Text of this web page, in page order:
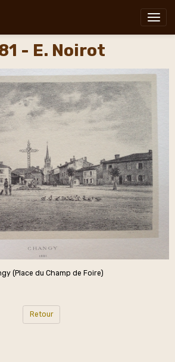
- E. Noirot
(Place du Champ de Foire)
Retour